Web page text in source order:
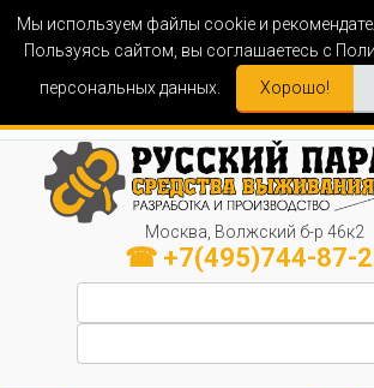
Мы используем файлы cookie и
Пользуясь сайтом, вы соглашаетесь с
персональных данных.
Хорошо!
Москва, Волжский б-р 46к2
☎ +7(495)744-87-